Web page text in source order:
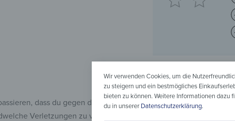
dass du gegen die Ecken der Garderobe stößt. Bei
Verletzungen zu vermeiden. Gleichermaßen achten wir
Wir verwenden Cookies, um die
zu steigern und ein bestmögliches
bieten zu können. Weitere Informationen dazu
du in unserer Datenschutzerklärung.